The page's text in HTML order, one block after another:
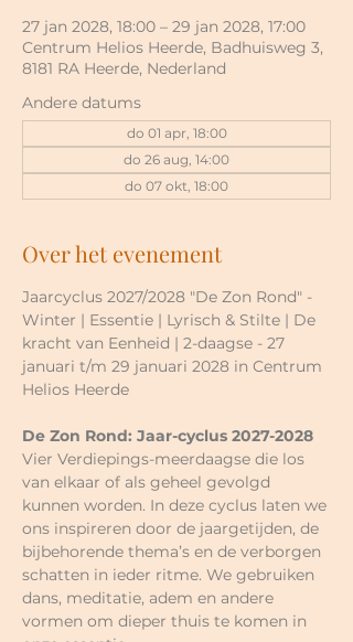
27 jan 2028, 18:00 – 29 jan 2028, 17:00
Centrum Helios Heerde, Badhuisweg 3,
8181 RA Heerde, Nederland
Andere datums
do 01 apr, 18:00
do 26 aug, 14:00
do 07 okt, 18:00
Over het evenement
Jaarcyclus 2027/2028 "De Zon Rond" -
Winter | Essentie | Lyrisch & Stilte | De
kracht van Eenheid | 2-daagse - 27
januari t/m 29 januari 2028 in Centrum
Helios Heerde
De Zon Rond: Jaar-cyclus 2027-2028
Vier Verdiepings-meerdaagse die los
van elkaar of als geheel gevolgd
kunnen worden. In deze cyclus laten we
ons inspireren door de jaargetijden, de
bijbehorende thema’s en de verborgen
schatten in ieder ritme. We gebruiken
dans, meditatie, adem en andere
vormen om dieper thuis te komen in